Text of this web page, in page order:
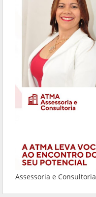
Assessoria e Consultoria